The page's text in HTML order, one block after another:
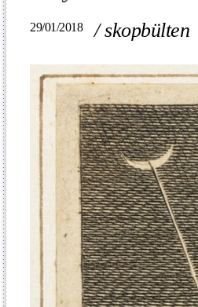
29/01/2018 /skopbülten